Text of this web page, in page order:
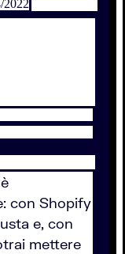
2022
è
con Shopify
e, con
mettere